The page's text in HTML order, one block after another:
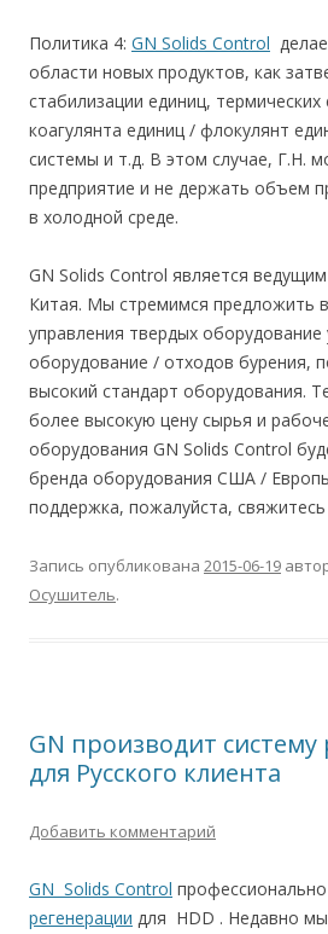
Политика 4: GN Solids Control
области новых продуктов, как
стабилизации единиц,
коагулянта единиц / флокулянт
системы и т.д. В этом случае, Г.Н.
предприятие и не держать объем
в холодной среде.
GN Solids Control является
Китая. Мы стремимся предложить
управления твердых оборудование
оборудование / отходов бурения,
высокий стандарт оборудования.
более высокую цену сырья и
оборудования GN Solids Control
бренда оборудования США /
поддержка, пожалуйста,
Запись опубликована 2015-06-19
Осушитель.
GN производит
для Русского клиента
Добавить комментарий
GN Solids Control
регенерации для HDD . Недавно мы